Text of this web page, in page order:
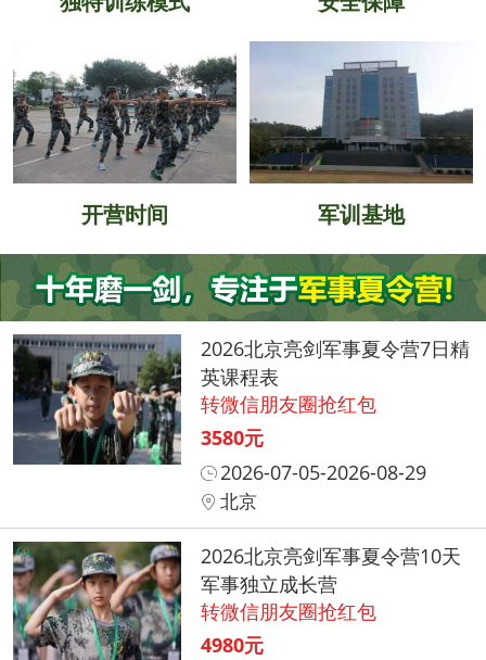
开营时间 军训基地
2026北京亮剑军事夏令营7日精
英课程表
转微信朋友圈抢红包
3580元
2026-07-05-2026-08-29
北京
2026北京亮剑军事夏令营10天
军事独立成长营
转微信朋友圈抢红包
4980元